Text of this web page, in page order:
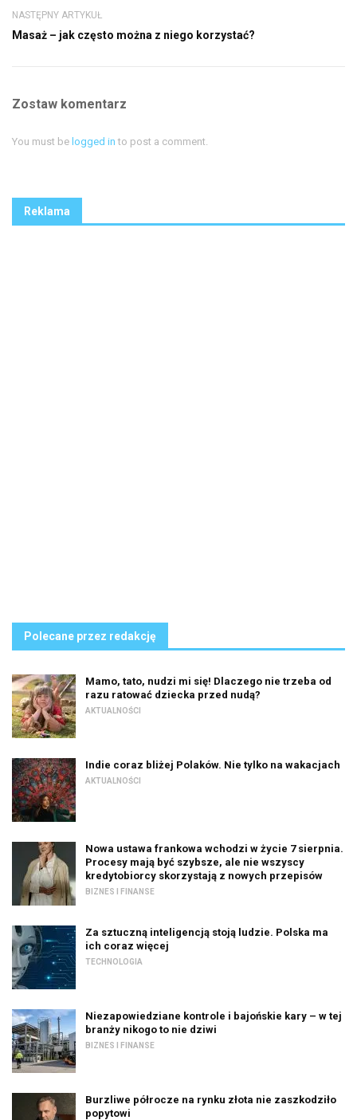
NASTĘPNY ARTYKUŁ
Masaż – jak często można z niego korzystać?
Zostaw komentarz
You must be logged in to post a comment.
Reklama
Polecane przez redakcję
Mamo, tato, nudzi mi się! Dlaczego nie trzeba od
razu ratować dziecka przed nudą?
AKTUALNOŚCI
Indie coraz bliżej Polaków. Nie tylko na wakacjach
AKTUALNOŚCI
Nowa ustawa frankowa wchodzi w życie 7 sierpnia.
Procesy mają być szybsze, ale nie wszyscy
kredytobiorcy skorzystają z nowych przepisów
BIZNES I FINANSE
Za sztuczną inteligencją stoją ludzie. Polska ma
ich coraz więcej
TECHNOLOGIA
Niezapowiedziane kontrole i bajońskie kary – w tej
branży nikogo to nie dziwi
BIZNES I FINANSE
Burzliwe półrocze na rynku złota nie zaszkodziło
popytowi